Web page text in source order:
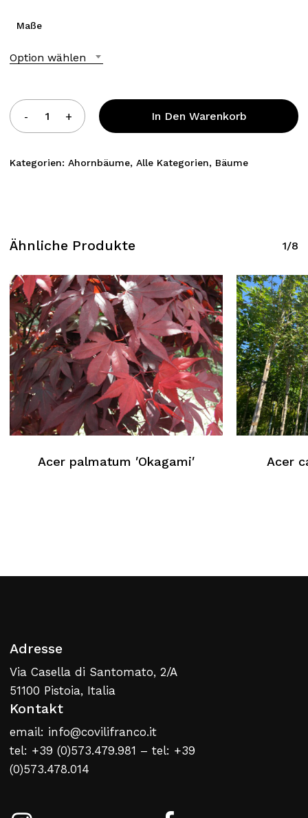
Maße
Option wählen
In Den Warenkorb
Kategorien: Ahornbäume, Alle Kategorien, Bäume
Ähnliche Produkte 1/8
Acer palmatum ′Okagami′ Acer
Adresse
Via Casella di Santomato, 2/A
51100 Pistoia, Italia
Kontakt
email: info@covilifranco.it
tel: +39 (0)573.479.981 – tel: +39
(0)573.478.014